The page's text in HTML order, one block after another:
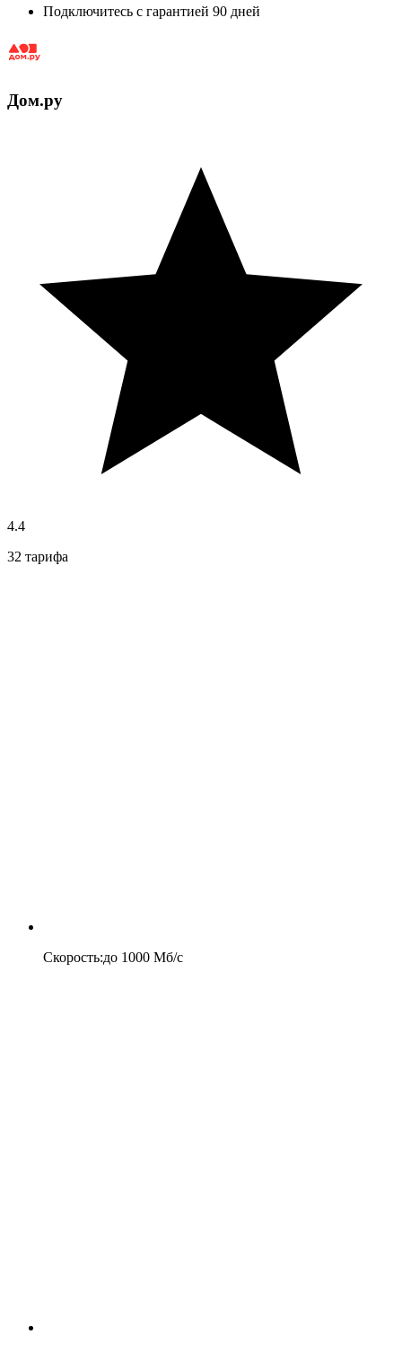
Подключитесь с гарантией 90 дней
Дом.ру
4.4
32 тарифа
Скорость:до 1000 Мб/c